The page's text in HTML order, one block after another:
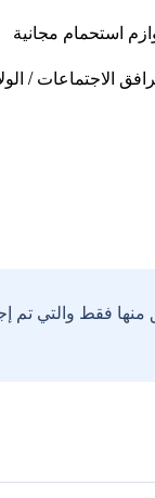
استحمام مجانية
الاجتماعات /
فقط والتي تم